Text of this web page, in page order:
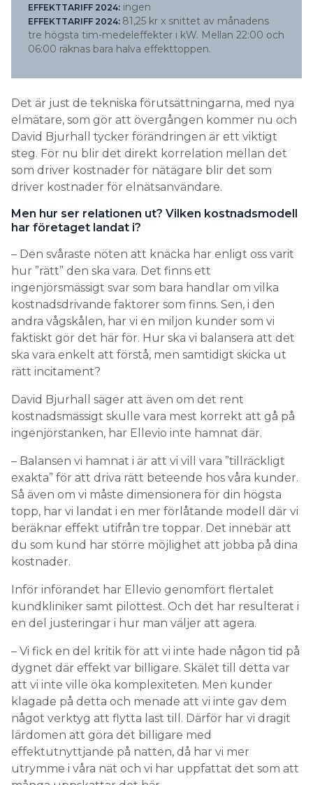
EFFEKTTARIFF 2024: ingen
EFFEKTTARIFF 2024: 81,25 kr x snittet av månadens
tre högsta tim-medeleffekter i kW. Mellan 22:00 och
06:00 räknas bara halva effekttoppen.
Det är just de tekniska förutsättningarna, med nya
elmätare, som gör att övergången kommer nu och
David Bjurhall tycker förändringen är ett viktigt
steg. För nu blir det direkt korrelation mellan det
som driver kostnader för nätägare blir det som
driver kostnader för elnätsanvändare.
Men hur ser relationen ut? Vilken kostnadsmodell
har företaget landat i?
– Den svåraste nöten att knäcka har enligt oss varit
hur ”rätt” den ska vara. Det finns ett
ingenjörsmässigt svar som bara handlar om vilka
kostnadsdrivande faktorer som finns. Sen, i den
andra vågskålen, har vi en miljon kunder som vi
faktiskt gör det här för. Hur ska vi balansera att det
ska vara enkelt att förstå, men samtidigt skicka ut
rätt incitament?
David Bjurhall säger att även om det rent
kostnadsmässigt skulle vara mest korrekt att gå på
ingenjörstanken, har Ellevio inte hamnat där.
– Balansen vi hamnat i är att vi vill vara ”tillräckligt
exakta” för att driva rätt beteende hos våra kunder.
Så även om vi måste dimensionera för din högsta
topp, har vi landat i en mer förlåtande modell där vi
beräknar effekt utifrån tre toppar. Det innebär att
du som kund har större möjlighet att jobba på dina
kostnader.
Inför införandet har Ellevio genomfört flertalet
kundkliniker samt pilottest. Och det har resulterat i
en del justeringar i hur man väljer att agera.
– Vi fick en del kritik för att vi inte hade någon tid på
dygnet där effekt var billigare. Skälet till detta var
att vi inte ville öka komplexiteten. Men kunder
klagade på detta och menade att vi inte gav dem
något verktyg att flytta last till. Därför har vi dragit
lärdomen att göra det billigare med
effektutnyttjande på natten, då har vi mer
utrymme i våra nät och vi har uppfattat det som att